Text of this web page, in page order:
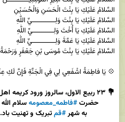
#فاطمه_معصومه
#قم تبریک و تهنیت باد.